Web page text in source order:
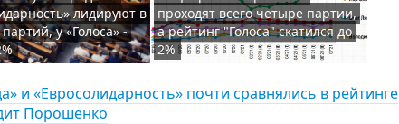
лидируют в
у «Голоса» -
проходят всего четыре партии,
а рейтинг "Голоса" скатился до
2%
и «Евросолидарность» почти сравнялись в рейтинге
Порошенко